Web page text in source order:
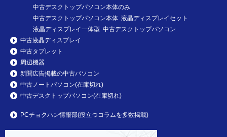
中古デスクトップパソコン本体のみ
中古デスクトップパソコン本体 液晶ディスプレイセット
液晶ディスプレイ一体型 中古デスクトップパソコン
中古液晶ディスプレイ
中古タブレット
周辺機器
新聞広告掲載の中古パソコン
中古ノートパソコン(在庫切れ)
中古デスクトップパソコン(在庫切れ)
PCチョクハン情報部(役立つコラムを多数掲載)